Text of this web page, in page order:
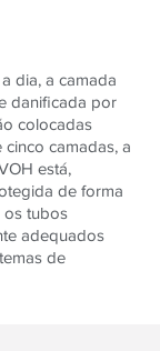
dia, a camada
danificada por
colocadas
camadas, a
está,
de forma
os tubos
adequados
de